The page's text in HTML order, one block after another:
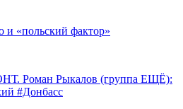
и «польский фактор»
Роман Рыкалов (группа ЕЩЁ):
#Донбасс